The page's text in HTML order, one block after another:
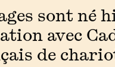
sont né
avec
de